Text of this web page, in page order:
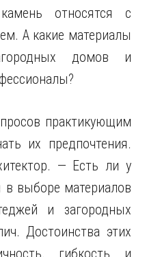
относятся с
А какие материалы
домов и
практикующим
их предпочтения.
— Есть ли у
в выборе материалов
и загородных
Достоинства этих
гибкость и